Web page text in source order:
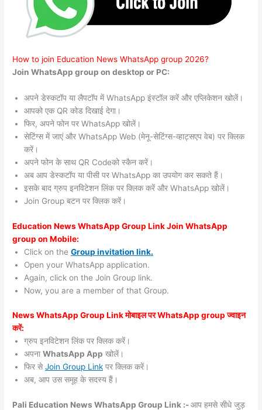
How to join Education News WhatsApp group 2026?
Join WhatsApp group on desktop or PC:
अपने डेस्कटॉप या लैपटॉप में WhatsApp इंस्टॉल करें और एप्लिकेशन खोलें।
आपको एक QR कोड दिखाई देगा।
फिर, अपने फोन पर WhatsApp खोलें।
सेटिंग्स में जाएं और WhatsApp Web (मेनू-सेटिंग्स-व्हाट्सएप वेब) पर क्लिक
करें।
अपने फोन के साथ QR Codeको स्कैन करें।
अब आप डेस्कटॉप या पीसी पर WhatsApp का उपयोग कर सकते हैं।
इसके बाद ग्रुप इनविटेशन लिंक पर क्लिक करें और WhatsApp खोलें।
Join Group बटन पर क्लिक करें।
Education News WhatsApp Group Link Join WhatsApp
group on Mobile:
Click on theGroup invitation link.
Open your WhatsApp application.
Again, click on the Join Group link.
Now, you are a member of that Group.
News WhatsApp Group Link मोबाइल पर WhatsApp group ज्वाइन
करें:
ग्रुप इनविटेशन लिंक पर क्लिक करें।
अपनाWhatsApp App खोलें।
फिर सेJoin Group Link पर क्लिक करें।
अब, आप उस समूह के सदस्य हैं।
Pali Education News WhatsApp Group Link :-आप हमसे सीधे जुड़